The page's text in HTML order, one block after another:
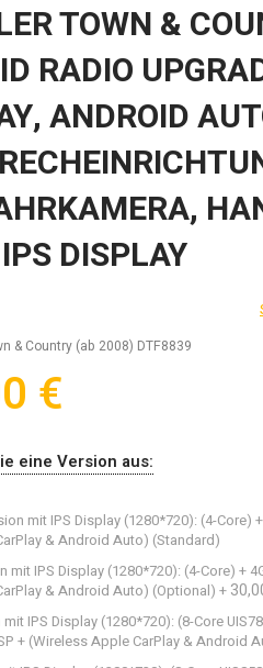
TOWN &
RADIO
ANDROID
DISPLAY
& Country (ab 2008) DTF8839
€
eine Version aus:
mit IPS Display (1280*720): (4-Core)
& Android Auto) (Standard)
mit IPS Display (1280*720): (4-Core) +
& Android Auto) (Optional) +
IPS Display (1280*720): (8-Core
+ (Wireless Apple CarPlay & Android